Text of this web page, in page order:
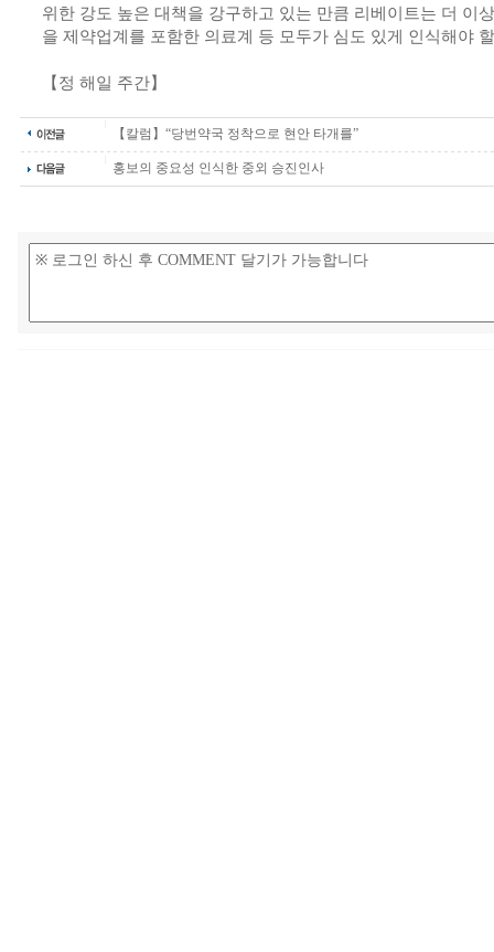
위한 강도 높은 대책을 강구하고 있는 만큼 리베이트는 더 이
을 제약업계를 포함한 의료계 등 모두가 심도 있게 인식해야
【정 해일 주간】
【칼럼】“당번약국 정착으로 현안 타개를”
홍보의 중요성 인식한 중외 승진인사